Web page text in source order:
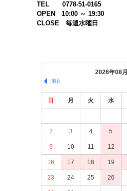
TEL 0778-51-0165
OPEN 10:00 ～ 19:30
CLOSE 毎週水曜日
2026年08月
前月
日 月 火 水
2 3 4 5
9 10 11 12
16 17 18 19
23 24 25 26